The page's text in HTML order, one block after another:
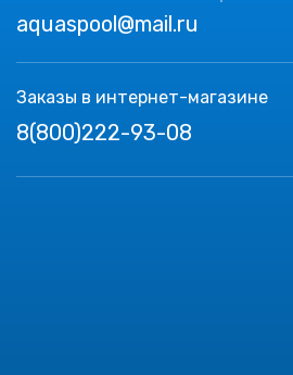
aquaspool@mail.ru
Заказы в интернет-магазине
8(800)222-93-08